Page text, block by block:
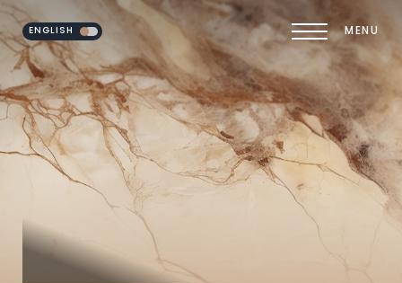
ENGLISH MENU
Accessibility Menu(CTRL + U)